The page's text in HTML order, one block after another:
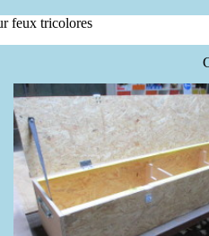
feux tricolores